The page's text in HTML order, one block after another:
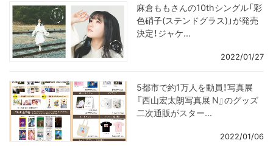
麻倉ももさんの10thシングル「彩
色硝子(ステンドグラス)」が発売
決定！ジャケ...
2022/01/27
5都市で約1万人を動員！写真展
『西山宏太朗写真展 N』のグッズ
二次通販がスター...
2022/01/06